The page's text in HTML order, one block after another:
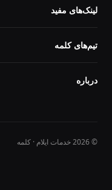
لینک‌های مفید
تیم‌های کلمه
درباره
© 2026 خدمات ایلام · کلمه